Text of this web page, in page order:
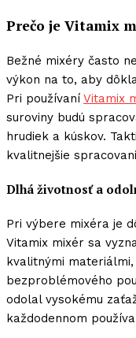
Prečo je Vitamix
Bežné mixéry často
výkon na to, aby
Pri používaní Vitamix
suroviny budú
hrudiek a kúskov.
kvalitnejšie
Dlhá životnosť a
Pri výbere mixéra je
Vitamix mixér sa
kvalitnými
bezproblémového
odolal vysokému
každodennom